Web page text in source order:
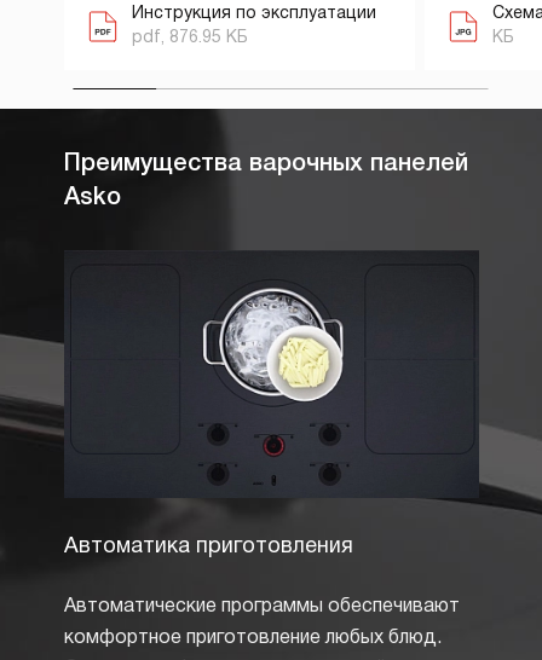
Инструкция по эксплуатации
pdf, 876.95 КБ
КБ
Преимущества варочных панелей
Asko
Автоматика приготовления
Автоматические программы обеспечивают
комфортное приготовление любых блюд.